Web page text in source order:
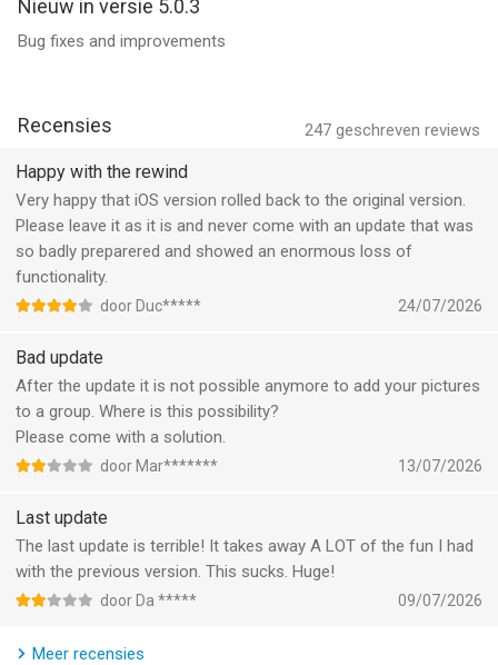
Nieuw in versie 5.0.3
Bug fixes and improvements
247 geschreven reviews
Recensies
Happy with the rewind
Very happy that iOS version rolled back to the original version.
Please leave it as it is and never come with an update that was
so badly preparered and showed an enormous loss of
functionality.
door Duc***** 24/07/2026
Bad update
After the update it is not possible anymore to add your pictures
to a group. Where is this possibility?
Please come with a solution.
door Mar******* 13/07/2026
Last update
The last update is terrible! It takes away A LOT of the fun I had
with the previous version. This sucks. Huge!
door Da ***** 09/07/2026
Meer recensies